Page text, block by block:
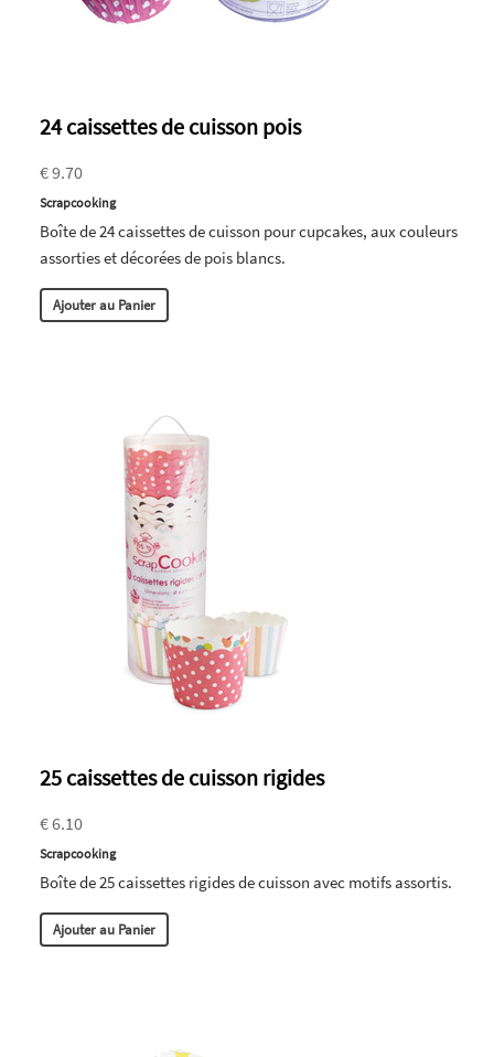
24 caissettes de cuisson pois
€ 9.70
Scrapcooking
Boîte de 24 caissettes de cuisson pour cupcakes, aux couleurs
assorties et décorées de pois blancs.
Ajouter au Panier
25 caissettes de cuisson rigides
€ 6.10
Scrapcooking
Boîte de 25 caissettes rigides de cuisson avec motifs assortis.
Ajouter au Panier